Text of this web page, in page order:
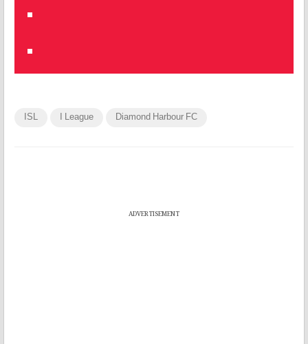
ISL I League Diamond Harbour FC
ADVERTISEMENT